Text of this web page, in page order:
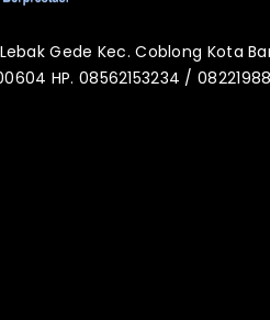
Gede Kec. Coblong Kota
HP. 08562153234 /